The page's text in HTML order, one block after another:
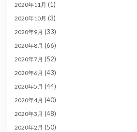
2020年11月 (1)
2020年10月 (3)
2020年9月 (33)
2020年8月 (66)
2020年7月 (52)
2020年6月 (43)
2020年5月 (44)
2020年4月 (40)
2020年3月 (48)
2020年2月 (50)